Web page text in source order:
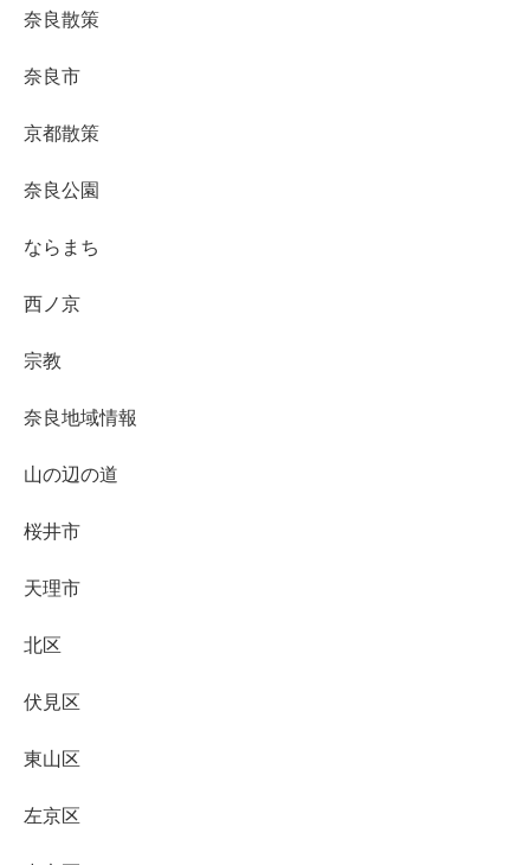
奈良散策
奈良市
京都散策
奈良公園
ならまち
西ノ京
宗教
奈良地域情報
山の辺の道
桜井市
天理市
北区
伏見区
東山区
左京区